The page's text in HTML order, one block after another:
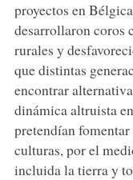
proyectos en
desarrollaron coros
rurales y
que distintas
encontrar
dinámica altruista
pretendían
culturas, por el
incluida la tierra y